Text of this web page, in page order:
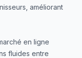
améliorant
en ligne
fluides entre